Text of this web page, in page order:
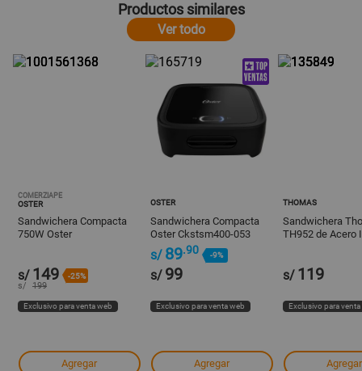
Productos similares
Ver todo
COMERZIAPE
OSTER
Sandwichera Compacta
750W Oster
s/ 149 -25%
s/ 199
Exclusivo para venta web
Agregar
OSTER
Sandwichera Compacta
Oster Ckstsm400-053
Negro
s/ 89.90 -9%
s/ 99
Exclusivo para venta web
Agregar
THOMAS
Sandwichera
TH952 de Acero
s/ 119
Exclusivo para
Agregar